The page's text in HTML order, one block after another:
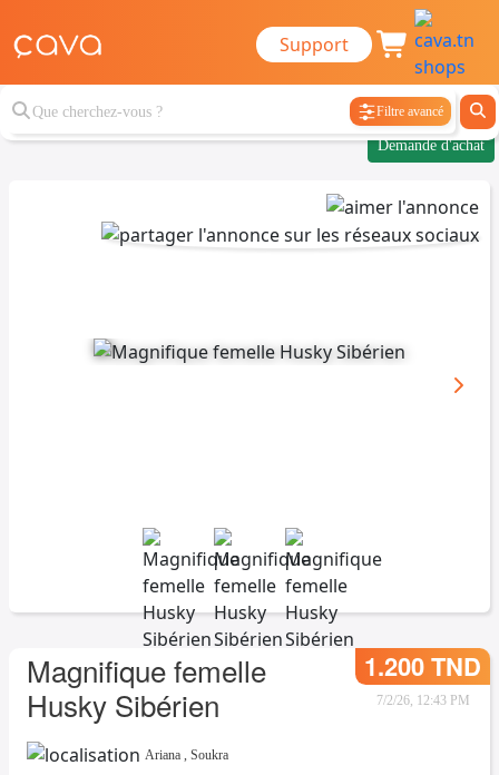
Support
Filtre avancé
Demande d'achat
Magnifique femelle
Husky Sibérien
1.200 TND
7/2/26, 12:43 PM
Ariana , Soukra